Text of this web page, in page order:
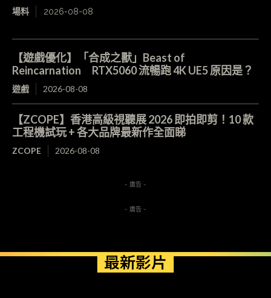
場料 2026-08-08
【遊戲優化】「合成之獸」Beast of
Reincarnation RTX5060 流暢跑 4K UE5 原因是？
遊戲 2026-08-08
【ZCOPE】香港高級視聽展 2026 即拍即剪！10 款
工程機試玩 + 各大品牌最新作全面睇
ZCOPE 2026-08-08
- 廣告 -
- 廣告 -
最新影片